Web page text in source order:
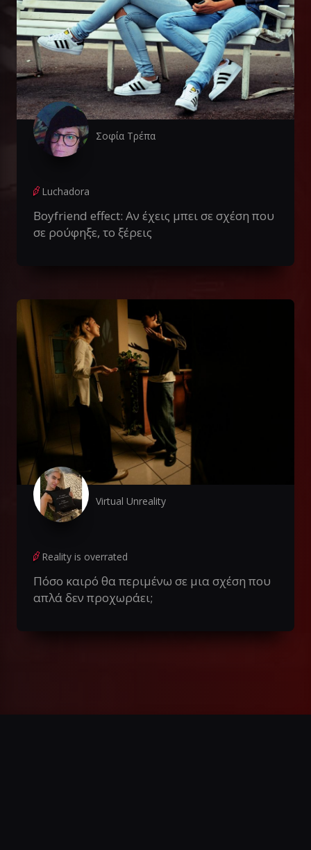
Σοφία Τρέπα
Luchadora
Boyfriend effect: Αν έχεις μπει σε σχέση που
σε ρούφηξε, το ξέρεις
Virtual Unreality
Reality is overrated
Πόσο καιρό θα περιμένω σε μια σχέση που
απλά δεν προχωράει;